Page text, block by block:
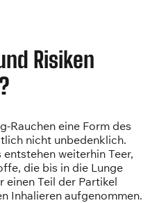
Risiken
Rauchen eine Form des
nicht unbedenklich.
weiterhin Teer,
die bis in die Lunge
einen Teil der Partikel
Inhalieren aufgenommen.